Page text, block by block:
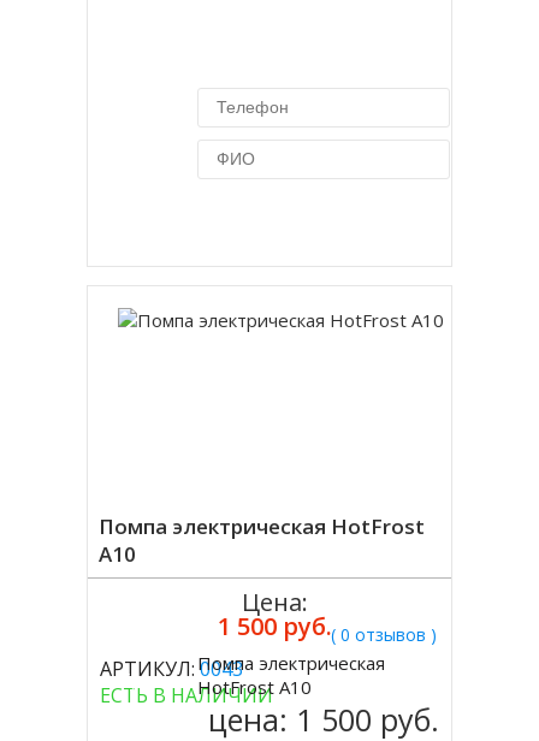
Помпа электрическая HotFrost
A10
( 0 отзывов )
АРТИКУЛ:0043
ЕСТЬ В НАЛИЧИИ
Цена:
1 500 руб.
Купить
Помпа электрическая
HotFrost A10
цена: 1 500 руб.